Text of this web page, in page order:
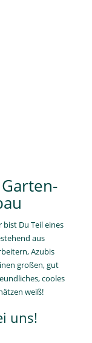
Du Teil eines
aus
Azubis
großen, gut
cooles
weiß!
uns!